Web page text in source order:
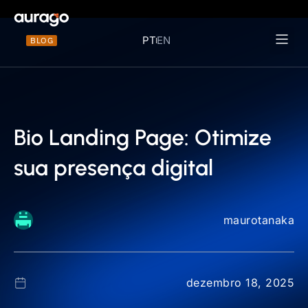
BLOG PTEN
Bio Landing Page: Otimize
sua presença digital
maurotanaka
dezembro 18, 2025